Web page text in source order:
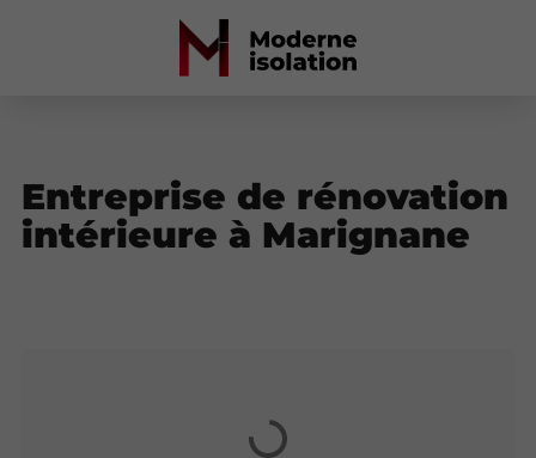
Entreprise de rénovation
intérieure à Marignane